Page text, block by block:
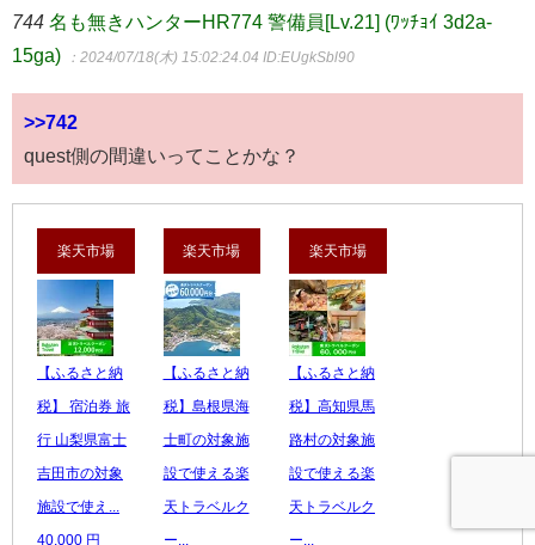
744 名も無きハンターHR774 警備員[Lv.21] (ﾜｯﾁｮｲ 3d2a-
15ga)
：2024/07/18(木) 15:02:24.04 ID:EUgkSbl90
>>742
quest側の間違いってことかな？
楽天市場
【ふるさと納
税】 宿泊券 旅
行 山梨県富士
吉田市の対象
施設で使え...
40,000 円
楽天市場
【ふるさと納
税】島根県海
士町の対象施
設で使える楽
天トラベルク
ー...
楽天市場
【ふるさと納
税】高知県馬
路村の対象施
設で使える楽
天トラベルク
ー...